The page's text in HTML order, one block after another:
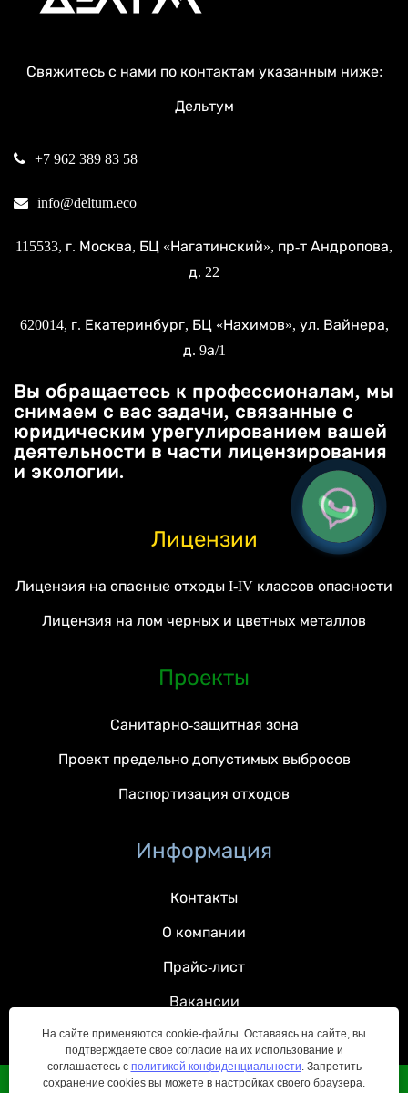
Свяжитесь с нами по контактам указанным ниже:
Дельтум
+7 962 389 83 58
info@deltum.eco
115533, г. Москва, БЦ «Нагатинский», пр-т Андропова,
д. 22
620014, г. Екатеринбург, БЦ «Нахимов», ул. Вайнера,
д. 9а/1
Вы обращаетесь к профессионалам, мы
снимаем с вас задачи, связанные с
юридическим урегулированием вашей
деятельности в части лицензирования
и экологии.
Лицензии
Лицензия на опасные отходы I-IV классов опасности
Лицензия на лом черных и цветных металлов
Проекты
Санитарно-защитная зона
Проект предельно допустимых выбросов
Паспортизация отходов
Информация
Контакты
О компании
Прайс-лист
Вакансии
На сайте применяются cookie-файлы. Оставаясь на сайте, вы
подтверждаете свое согласие на их использование и
соглашаетесь с политикой конфиденциальности. Запретить
сохранение cookies вы можете в настройках своего браузера.